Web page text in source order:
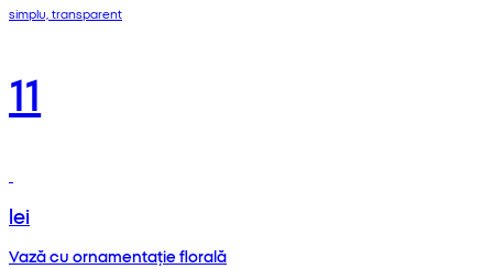
simplu, transparent
11
lei
Vază cu ornamentație florală